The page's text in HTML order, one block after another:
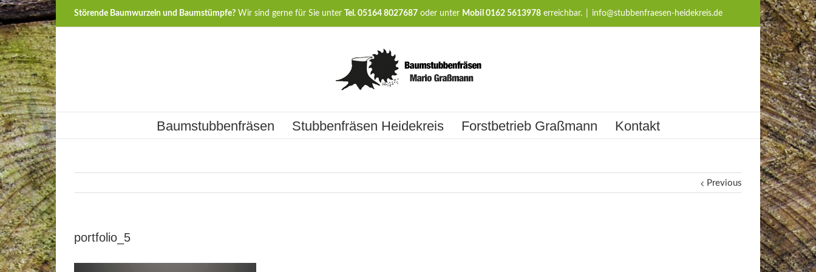
Störende Baumwurzeln und Baumstümpfe? Wir sind gerne für Sie unter Tel. 05164 8027687 oder unter Mobil 0162 5613978 erreichbar. info@stubbenfraesen-heidekreis.de
Baumstubbenfräsen Stubbenfräsen Heidekreis Forstbetrieb Graßmann Kontakt
Previous
portfolio_5